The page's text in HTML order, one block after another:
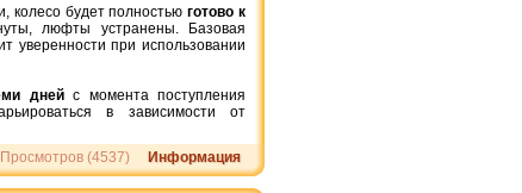
колесо будет полностьюготово к
люфты устранены. Базовая
уверенности при использовании
днейс момента поступления
в зависимости от
Просмотров (4537) Информация